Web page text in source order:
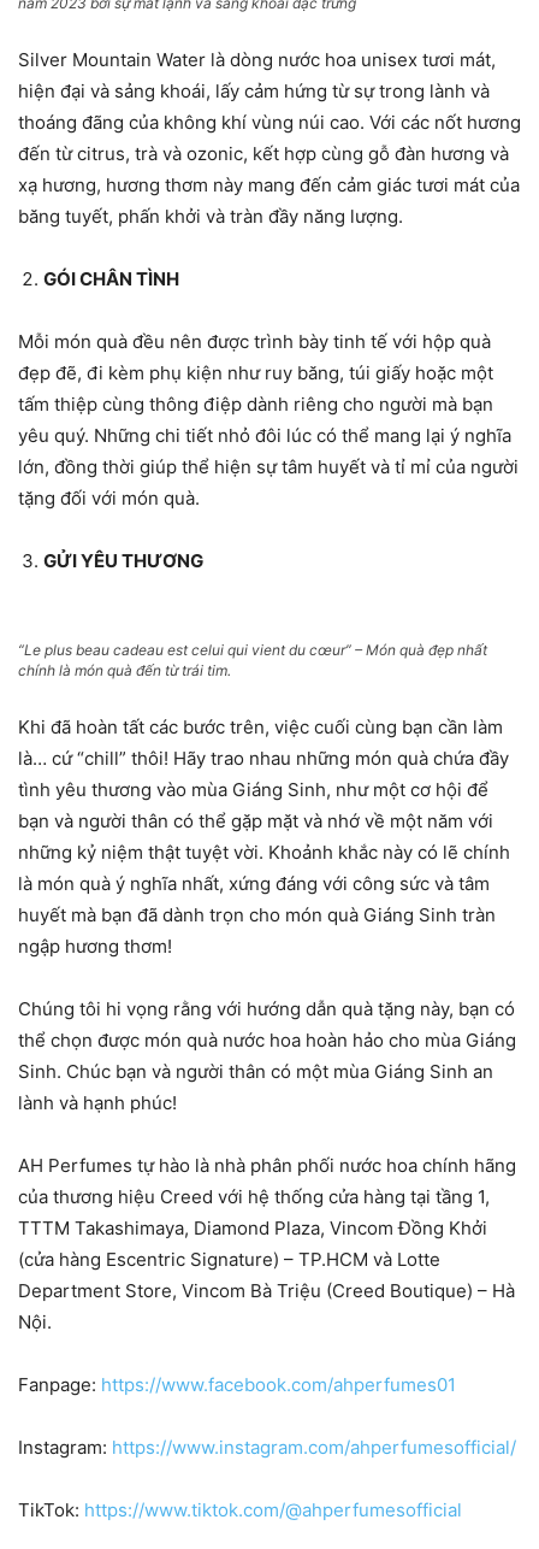
Silver Mountain Water là dòng nước hoa unisex tươi mát,
hiện đại và sảng khoái, lấy cảm hứng từ sự trong lành và
thoáng đãng của không khí vùng núi cao. Với các nốt hương
đến từ citrus, trà và ozonic, kết hợp cùng gỗ đàn hương và
xạ hương, hương thơm này mang đến cảm giác tươi mát của
băng tuyết, phấn khởi và tràn đầy năng lượng.
GÓI CHÂN TÌNH
Mỗi món quà đều nên được trình bày tinh tế với hộp quà
đẹp đẽ, đi kèm phụ kiện như ruy băng, túi giấy hoặc một
tấm thiệp cùng thông điệp dành riêng cho người mà bạn
yêu quý. Những chi tiết nhỏ đôi lúc có thể mang lại ý nghĩa
lớn, đồng thời giúp thể hiện sự tâm huyết và tỉ mỉ của người
tặng đối với món quà.
GỬI YÊU THƯƠNG
“Le plus beau cadeau est celui qui vient du cœur” – Món quà đẹp nhất
chính là món quà đến từ trái tim.
Khi đã hoàn tất các bước trên, việc cuối cùng bạn cần làm
là… cứ “chill” thôi! Hãy trao nhau những món quà chứa đầy
tình yêu thương vào mùa Giáng Sinh, như một cơ hội để
bạn và người thân có thể gặp mặt và nhớ về một năm với
những kỷ niệm thật tuyệt vời. Khoảnh khắc này có lẽ chính
là món quà ý nghĩa nhất, xứng đáng với công sức và tâm
huyết mà bạn đã dành trọn cho món quà Giáng Sinh tràn
ngập hương thơm!
Chúng tôi hi vọng rằng với hướng dẫn quà tặng này, bạn có
thể chọn được món quà nước hoa hoàn hảo cho mùa Giáng
Sinh. Chúc bạn và người thân có một mùa Giáng Sinh an
lành và hạnh phúc!
AH Perfumes tự hào là nhà phân phối nước hoa chính hãng
của thương hiệu Creed với hệ thống cửa hàng tại tầng 1,
TTTM Takashimaya, Diamond Plaza, Vincom Đồng Khởi
(cửa hàng Escentric Signature) – TP.HCM và Lotte
Department Store, Vincom Bà Triệu (Creed Boutique) – Hà
Nội.
Fanpage: https://www.facebook.com/ahperfumes01
Instagram: https://www.instagram.com/ahperfumesofficial/
TikTok: https://www.tiktok.com/@ahperfumesofficial